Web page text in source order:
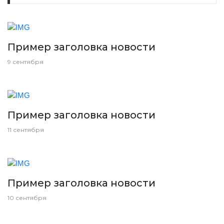
Пример заголовка новости
9 сентября
Пример заголовка новости
11 сентября
Пример заголовка новости
10 сентября